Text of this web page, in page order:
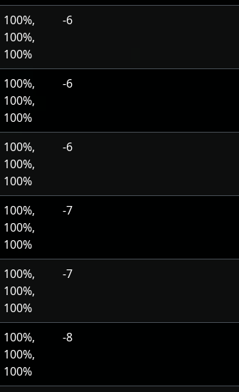
100%,
100%,
100%
-6
100%,
100%,
100%
-6
100%,
100%,
100%
-6
100%,
100%,
100%
-7
100%,
100%,
100%
-7
100%,
100%,
100%
-8